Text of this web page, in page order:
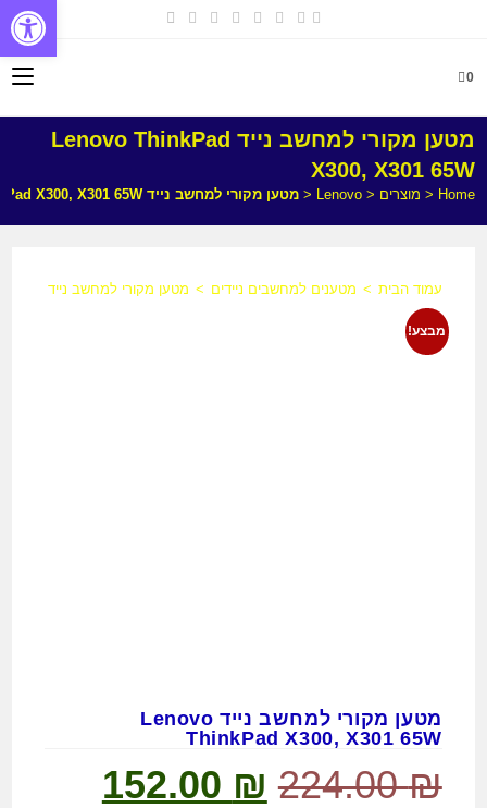
0
מטען מקורי למחשב נייד Lenovo ThinkPad
X300, X301 65W
Home
< מוצרים <
Lenovo
<מטען מקורי למחשב נייד Lenovo ThinkPad X300, X301 65W
עמוד הבית > מטענים למחשבים ניידים > מטען מקורי למחשב נייד Lenovo ThinkPad X300, X301 65W
מבצע!
מטען מקורי למחשב נייד Lenovo
ThinkPad X300, X301 65W
224.00₪
152.00 ₪